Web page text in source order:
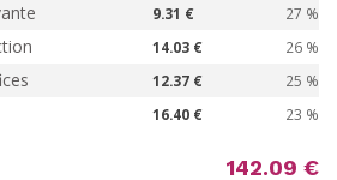
9.31 € 27 %
14.03 € 26 %
12.37 € 25 %
16.40 € 23 %
142.09 €